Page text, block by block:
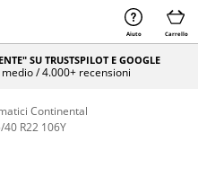
Aiuto Carrello
SU TRUSTSPILOT E GOOGLE
/ 4.000+ recensioni
Continental
40 R22 106Y